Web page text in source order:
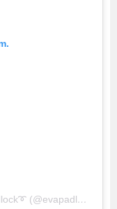
Публикация, споделена от ➰Eva Padlock➰ (@evapadlock)